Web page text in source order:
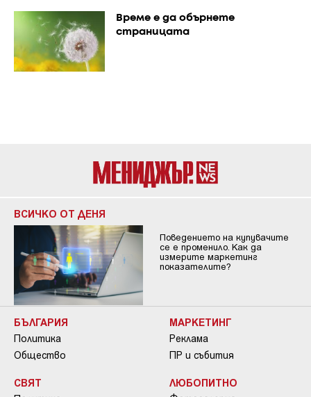
Време е да обърнете
страницата
ВСИЧКО ОТ ДЕНЯ
Поведението на купувачите
се е променило. Как да
измерите маркетинг
показателите?
БЪЛГАРИЯ
Политика
Общество
СВЯТ
МАРКЕТИНГ
Реклама
ПР и събития
ЛЮБОПИТНО